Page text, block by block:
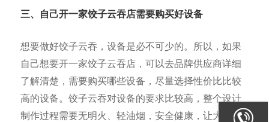
三、自己开一家饺子云吞店需要购买好设备
想要做好饺子云吞，设备是必不可少的。所以，如果
自己想要开一家饺子云吞店，可以去品牌供应商详细
了解清楚，需要购买哪些设备，尽量选择性价比比较
高的设备。饺子云吞对设备的要求比较高，整个设计
制作过程需要无明火、轻油烟，安全健康，让大家在